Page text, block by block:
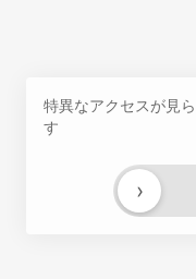
特異なアクセスが見
す
›